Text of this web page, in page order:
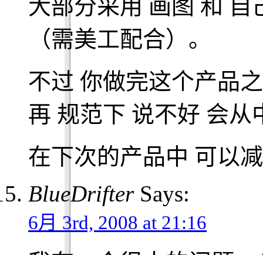
大部分采用 画图 和 自
（需美工配合）。
不过 你做完这个产品
再 规范下 说不好 会从
在下次的产品中 可以
BlueDrifterSays:
6月 3rd, 2008 at 21:16